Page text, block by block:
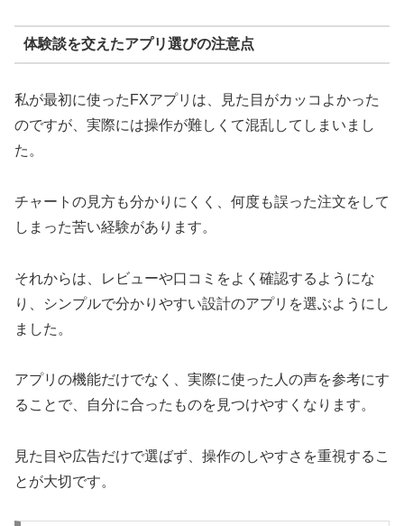
体験談を交えたアプリ選びの注意点
私が最初に使ったFXアプリは、見た目がカッコよかった
のですが、実際には操作が難しくて混乱してしまいまし
た。
チャートの見方も分かりにくく、何度も誤った注文をして
しまった苦い経験があります。
それからは、レビューや口コミをよく確認するようにな
り、シンプルで分かりやすい設計のアプリを選ぶようにし
ました。
アプリの機能だけでなく、実際に使った人の声を参考にす
ることで、自分に合ったものを見つけやすくなります。
見た目や広告だけで選ばず、操作のしやすさを重視するこ
とが大切です。